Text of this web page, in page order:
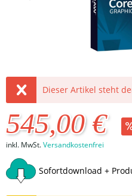
Dieser Artikel steht
545,00 €
inkl. MwSt.Versandkostenfrei
Sofortdownload +